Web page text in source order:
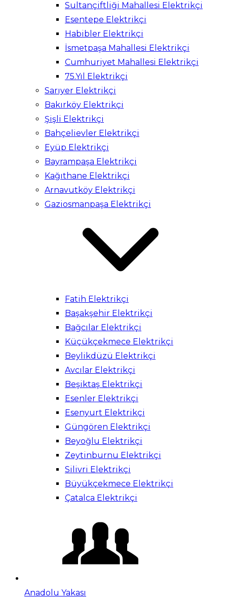
Sultançiftliği Mahallesi Elektrikçi
Esentepe Elektrikçi
Habibler Elektrikçi
İsmetpaşa Mahallesi Elektrikçi
Cumhuriyet Mahallesi Elektrikçi
75.Yıl Elektrikçi
Sarıyer Elektrikçi
Bakırköy Elektrikçi
Şişli Elektrikçi
Bahçelievler Elektrikçi
Eyüp Elektrikçi
Bayrampaşa Elektrikçi
Kağıthane Elektrikçi
Arnavutköy Elektrikçi
Gaziosmanpaşa Elektrikçi
Fatih Elektrikçi
Başakşehir Elektrikçi
Bağcılar Elektrikçi
Küçükçekmece Elektrikçi
Beylikdüzü Elektrikçi
Avcılar Elektrikçi
Beşiktaş Elektrikçi
Esenler Elektrikçi
Esenyurt Elektrikçi
Güngören Elektrikçi
Beyoğlu Elektrikçi
Zeytinburnu Elektrikçi
Silivri Elektrikçi
Büyükçekmece Elektrikçi
Çatalca Elektrikçi
Anadolu Yakası